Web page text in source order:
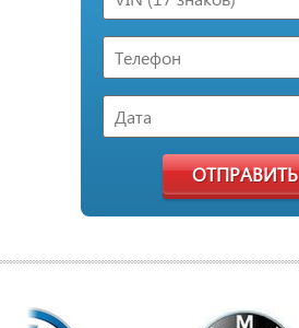
ОТПРАВИТЬ